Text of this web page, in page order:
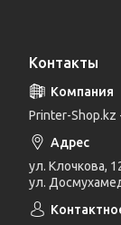
Контакты
Printer-Shop.kz
ул. Клочкова,
ул.